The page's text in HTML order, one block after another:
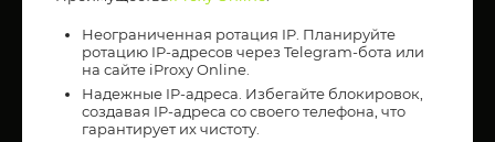
Неограниченная ротация IP. Планируйте
ротацию IP-адресов через Telegram-бота или
на сайте iProxy Online.
Надежные IP-адреса. Избегайте блокировок,
создавая IP-адреса со своего телефона, что
гарантирует их чистоту.